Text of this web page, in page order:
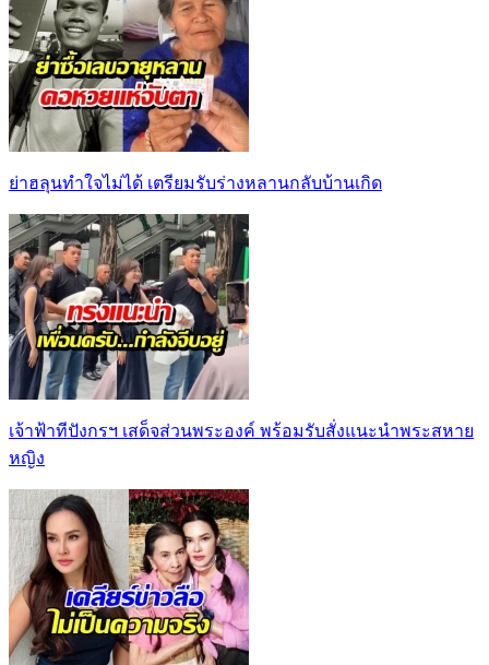
ย่าฮลุนทำใจไม่ได้ เตรียมรับร่างหลานกลับบ้านเกิด
เจ้าฟ้าทีปังกรฯ เสด็จส่วนพระองค์ พร้อมรับสั่งแนะนำพระสหาย
หญิง